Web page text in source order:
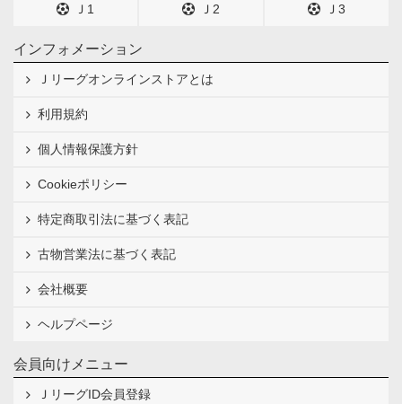
Ｊ1 Ｊ2 Ｊ3
インフォメーション
Ｊリーグオンラインストアとは
利用規約
個人情報保護方針
Cookieポリシー
特定商取引法に基づく表記
古物営業法に基づく表記
会社概要
ヘルプページ
会員向けメニュー
ＪリーグID会員登録